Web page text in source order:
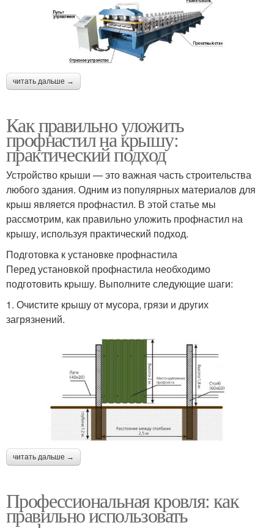
читать дальше →
Как правильно уложить
профнастил на крышу:
практический подход
Устройство крыши — это важная часть строительства
любого здания. Одним из популярных материалов для
крыш является профнастил. В этой статье мы
рассмотрим, как правильно уложить профнастил на
крышу, используя практический подход.
Подготовка к установке профнастила
Перед установкой профнастила необходимо
подготовить крышу. Выполните следующие шаги:
1. Очистите крышу от мусора, грязи и других
загрязнений.
читать дальше →
Профессиональная кровля: как
правильно использовать